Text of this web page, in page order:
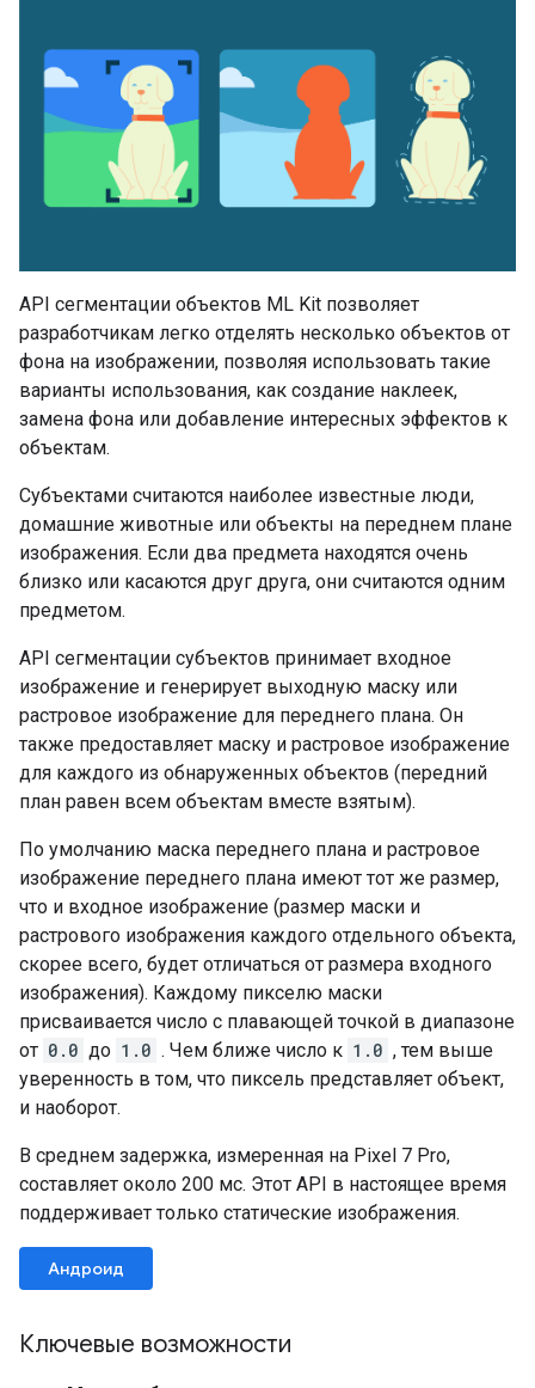
API сегментации объектов ML Kit позволяет
разработчикам легко отделять несколько объектов от
фона на изображении, позволяя использовать такие
варианты использования, как создание наклеек,
замена фона или добавление интересных эффектов к
объектам.
Субъектами считаются наиболее известные люди,
домашние животные или объекты на переднем плане
изображения. Если два предмета находятся очень
близко или касаются друг друга, они считаются одним
предметом.
API сегментации субъектов принимает входное
изображение и генерирует выходную маску или
растровое изображение для переднего плана. Он
также предоставляет маску и растровое изображение
для каждого из обнаруженных объектов (передний
план равен всем объектам вместе взятым).
По умолчанию маска переднего плана и растровое
изображение переднего плана имеют тот же размер,
что и входное изображение (размер маски и
растрового изображения каждого отдельного объекта,
скорее всего, будет отличаться от размера входного
изображения). Каждому пикселю маски
присваивается число с плавающей точкой в ​​диапазоне
от 0.0 до 1.0 . Чем ближе число к 1.0 , тем выше
уверенность в том, что пиксель представляет объект,
и наоборот.
В среднем задержка, измеренная на Pixel 7 Pro,
составляет около 200 мс. Этот API в настоящее время
поддерживает только статические изображения.
Андроид
Ключевые возможности